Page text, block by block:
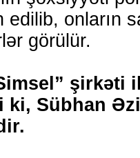
onların
görülür.
şirkəti
Sübhan